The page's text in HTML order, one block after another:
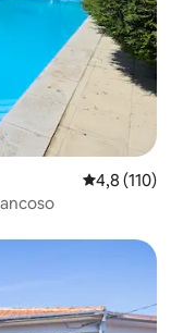
4,8 de uma
4,8 (110)